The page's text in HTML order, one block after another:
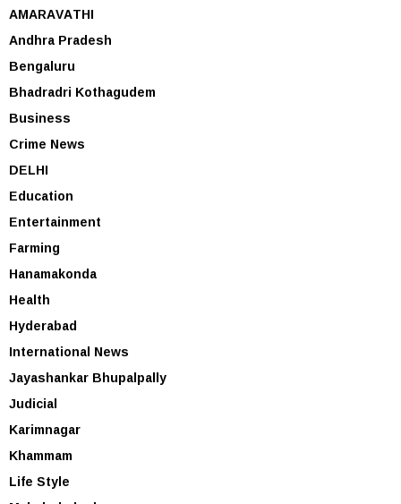
AMARAVATHI
Andhra Pradesh
Bengaluru
Bhadradri Kothagudem
Business
Crime News
DELHI
Education
Entertainment
Farming
Hanamakonda
Health
Hyderabad
International News
Jayashankar Bhupalpally
Judicial
Karimnagar
Khammam
Life Style